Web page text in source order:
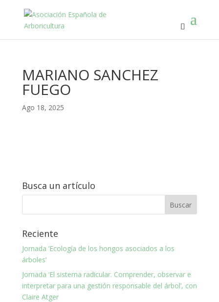
MARIANO SANCHEZ
FUEGO
Ago 18, 2025
Busca un artículo
Reciente
Jornada ‘Ecología de los hongos asociados a los
árboles’
Jornada ‘El sistema radicular. Comprender, observar e
interpretar para una gestión responsable del árbol’, con
Claire Atger